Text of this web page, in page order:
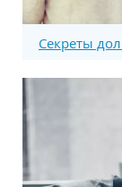
Секреты